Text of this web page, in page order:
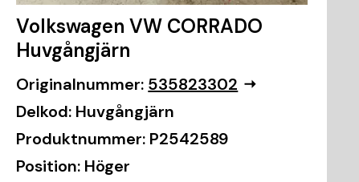
Volkswagen VW CORRADO
Huvgångjärn
Originalnummer: 535823302
Delkod: Huvgångjärn
Produktnummer: P2542589
Position: Höger